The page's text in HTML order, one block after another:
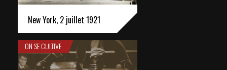
New York, 2 juillet 1921
ON SE CULTIVE